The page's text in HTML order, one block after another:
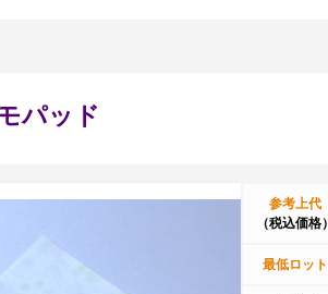
パッド
参考上代
（税込価格）
最低ロット